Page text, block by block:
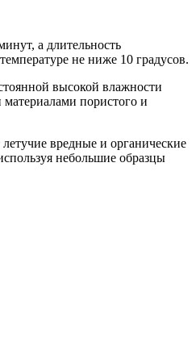
а длительность
не ниже 10 градусов.
высокой влажности
пористого и
вредные и органические
небольшие образцы